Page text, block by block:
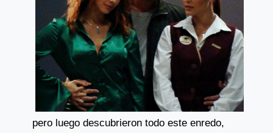
pero luego descubrieron todo este enredo,